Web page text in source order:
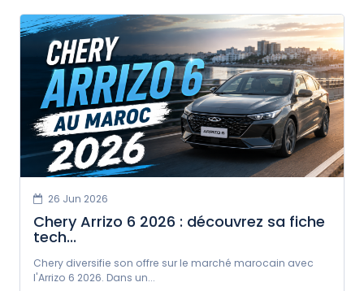
26 Jun 2026
Chery Arrizo 6 2026 : découvrez sa fiche
tech...
Chery diversifie son offre sur le marché marocain avec
l'Arrizo 6 2026. Dans un...